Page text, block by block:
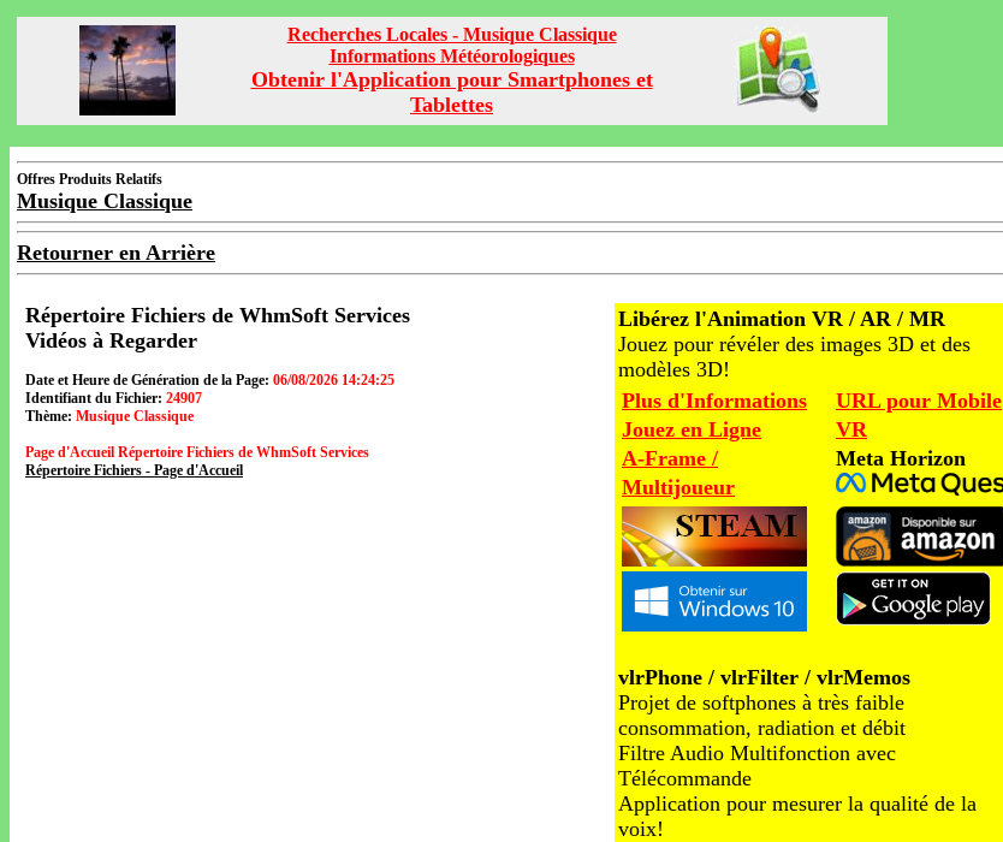
Recherches Locales - Musique Classique
Informations Météorologiques
Obtenir l'Application pour Smartphones et
Tablettes
Offres Produits Relatifs
Musique Classique
Retourner en Arrière
Répertoire Fichiers de WhmSoft Services
Vidéos à Regarder
Date et Heure de Génération de la Page: 06/08/2026 14:24:25
Identifiant du Fichier: 24907
Thème: Musique Classique
Page d'Accueil Répertoire Fichiers de WhmSoft Services
Répertoire Fichiers - Page d'Accueil
Libérez l'Animation VR / AR / MR
Jouez pour révéler des images 3D et des
modèles 3D!
Plus d'Informations
Jouez en Ligne
A-Frame /
Multijoueur
URL pour Mobile
VR
Meta Horizon
vlrPhone / vlrFilter / vlrMemos
Projet de softphones à très faible
consommation, radiation et débit
Filtre Audio Multifonction avec
Télécommande
Application pour mesurer la qualité de la
voix!